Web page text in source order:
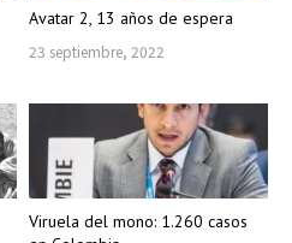
Avatar 2, 13 años de espera
23 septiembre, 2022
Viruela del mono: 1.260 casos